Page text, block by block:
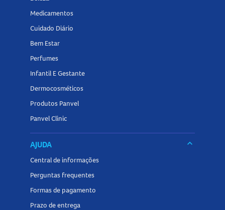
Medicamentos
Cuidado Diário
Bem Estar
Perfumes
Infantil E Gestante
Dermocosméticos
Produtos Panvel
Panvel Clinic
AJUDA keyboard_arrow_down
Central de informações
Perguntas frequentes
Formas de pagamento
Prazo de entrega